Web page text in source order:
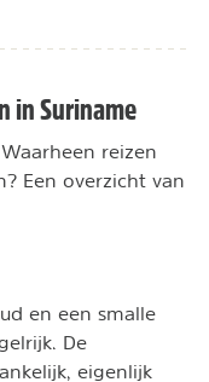
in Suriname
reizen
Een overzicht van
en een smalle
De
eigenlijk